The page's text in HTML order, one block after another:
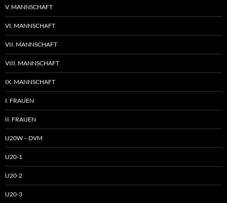
V. MANNSCHAFT
VI. MANNSCHAFT
VII. MANNSCHAFT
VIII. MANNSCHAFT
IX. MANNSCHAFT
I. FRAUEN
II. FRAUEN
U20W – DVM
U20-1
U20-2
U20-3